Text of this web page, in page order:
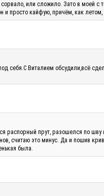
или сложило. Зато в моей
и просто кайфую, причём, как
себя.С Виталием обсудили,всё
распорный прут, разошелся по
считаю это минус. Да и пошив
была.